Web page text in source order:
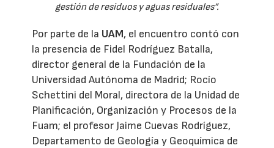
gestión de residuos y aguas residuales”.
Por parte de la UAM, el encuentro contó con
la presencia de Fidel Rodríguez Batalla,
director general de la Fundación de la
Universidad Autónoma de Madrid; Rocío
Schettini del Moral, directora de la Unidad de
Planificación, Organización y Procesos de la
Fuam; el profesor Jaime Cuevas Rodríguez,
Departamento de Geología y Geoquímica de